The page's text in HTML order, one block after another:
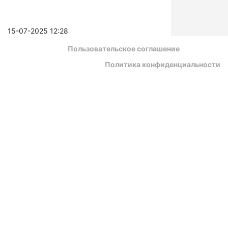
15-07-2025 12:28
Пользовательское соглашение
Политика конфиденциальности